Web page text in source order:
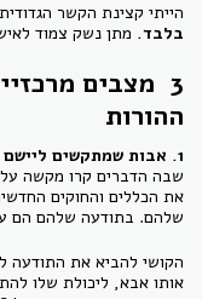
הייתי קצינת הקשר
בלבד. מתן נשק צמוד
3 מצבים
ההורות
1. אבות שמתקשים ליישם את המציאות בתודעה שלהן -
שבה הדברים קרו מקשה
את הכללים והחוקים
שלהם. בתודעה שלהם הם
הקושי להביא את התודעה
אותו אבא, ליכולת שלו